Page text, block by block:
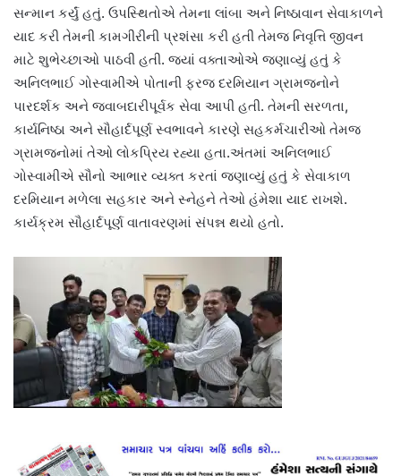
સન્માન કર્યું હતું. ઉપસ્થિતોએ તેમના લાંબા અને નિષ્ઠાવાન સેવાકાળને
યાદ કરી તેમની કામગીરીની પ્રશંસા કરી હતી તેમજ નિવૃત્તિ જીવન
માટે શુભેચ્છાઓ પાઠવી હતી. જ્યાં વક્તાઓએ જણાવ્યું હતું કે
અનિલભાઈ ગોસ્વામીએ પોતાની ફરજ દરમિયાન ગ્રામજનોને
પારદર્શક અને જવાબદારીપૂર્વક સેવા આપી હતી. તેમની સરળતા,
કાર્યનિષ્ઠા અને સૌહાર્દપૂર્ણ સ્વભાવને કારણે સહકર્મચારીઓ તેમજ
ગ્રામજનોમાં તેઓ લોકપ્રિય રહ્યા હતા.અંતમાં અનિલભાઈ
ગોસ્વામીએ સૌનો આભાર વ્યક્ત કરતાં જણાવ્યું હતું કે સેવાકાળ
દરમિયાન મળેલા સહકાર અને સ્નેહને તેઓ હંમેશા યાદ રાખશે.
કાર્યક્રમ સૌહાર્દપૂર્ણ વાતાવરણમાં સંપન્ન થયો હતો.